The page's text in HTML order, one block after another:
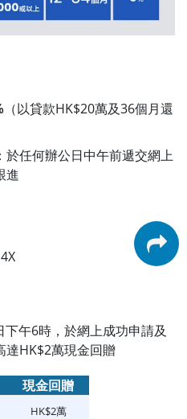
（以貸款HK$20萬及36個月還
於任何辦公日中午前遞交網上
進
午6時，於網上成功申請及
達HK$2萬現金回贈
現金回贈
HK$2萬